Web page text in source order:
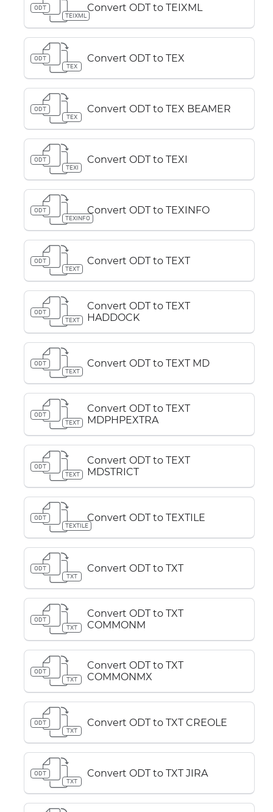
ODT
TEIXML
Convert ODT to TEIXML
ODT
TEX
Convert ODT to TEX
ODT
TEX
Convert ODT to TEX BEAMER
ODT
TEXI
Convert ODT to TEXI
ODT
TEXINFO
Convert ODT to TEXINFO
ODT
TEXT
Convert ODT to TEXT
ODT
TEXT
Convert ODT to TEXT
HADDOCK
ODT
TEXT
Convert ODT to TEXT MD
ODT
TEXT
Convert ODT to TEXT
MDPHPEXTRA
ODT
TEXT
Convert ODT to TEXT
MDSTRICT
ODT
TEXTILE
Convert ODT to TEXTILE
ODT
TXT
Convert ODT to TXT
ODT
TXT
Convert ODT to TXT
COMMONM
ODT
TXT
Convert ODT to TXT
COMMONMX
ODT
TXT
Convert ODT to TXT CREOLE
ODT
TXT
Convert ODT to TXT JIRA